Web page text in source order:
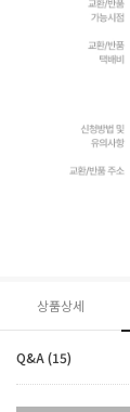
상품상세
Q&A (15)